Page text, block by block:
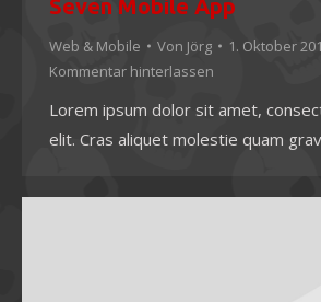
Seven Mobile App
Web & Mobile Von Jörg
1. Oktober
Kommentar hinterlassen
Lorem ipsum dolor sit amet,
elit. Cras aliquet molestie quam